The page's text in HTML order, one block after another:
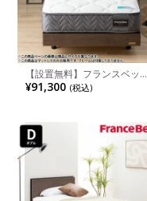
【設置無料】フランスベッド
ダブルサイズ マットレス TW-
100α1 高密度連続スプリング
¥91,300 (税込)